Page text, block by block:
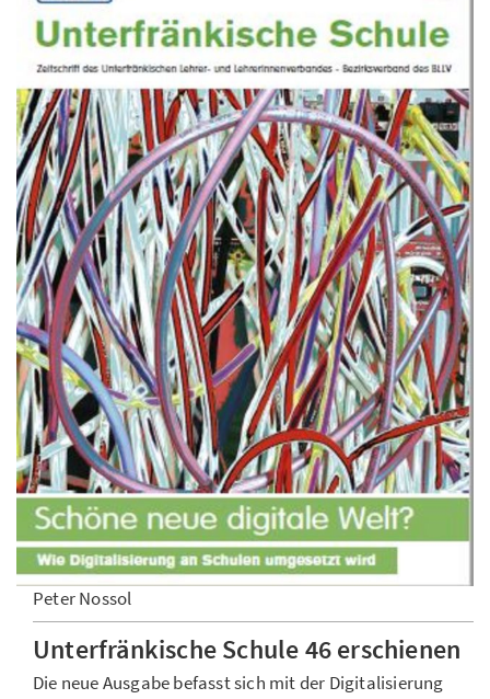
Peter Nossol
Unterfränkische Schule 46 erschienen
Die neue Ausgabe befasst sich mit der Digitalisierung